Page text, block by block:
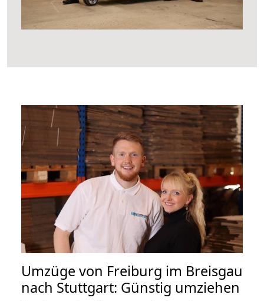
Umzüge von Freiburg im Breisgau
nach Stuttgart: Günstig umziehen